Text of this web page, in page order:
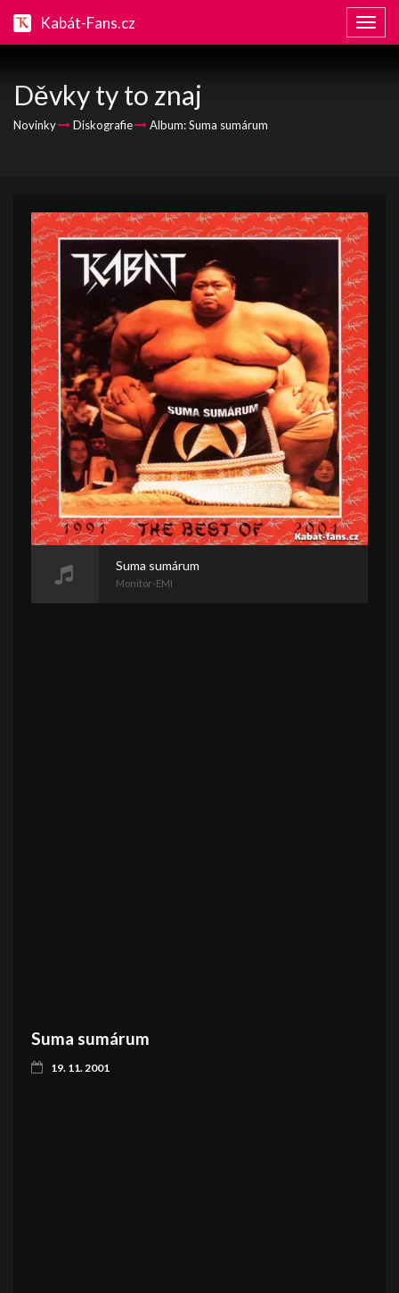
Kabát-Fans.cz
Děvky ty to znaj
Novinky Diskografie Album: Suma sumárum
Suma sumárum
Monitor-EMI
Suma sumárum
19. 11. 2001